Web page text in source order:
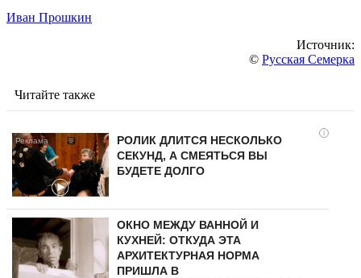
Иван Прошкин
Источник:
© Русская Семерка
Читайте также
i
РОЛИК ДЛИТСЯ НЕСКОЛЬКО
СЕКУНД, А СМЕЯТЬСЯ ВЫ
БУДЕТЕ ДОЛГО
ОКНО МЕЖДУ ВАННОЙ И
КУХНЕЙ: ОТКУДА ЭТА
АРХИТЕКТУРНАЯ НОРМА
ПРИШЛА В